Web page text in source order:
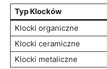
Typ Klocków
Klocki organiczne
Klocki ceramiczne
Klocki metaliczne